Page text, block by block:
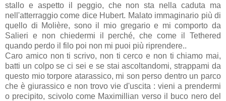
stallo e aspetto il peggio, che non sta nella caduta ma
nell'atterraggio come dice Hubert. Malato immaginario più di
quello di Molière, sono il mio gregario e mi comporto da
Salieri e non chiedermi il perché, che come il Tethered
quando perdo il filo poi non mi puoi più riprendere..
Caro amico non ti scrivo, non ti cerco e non ti chiamo mai,
batti un colpo se ci sei e se stai ascoltandomi, strappami da
questo mio torpore atarassico, mi son perso dentro un parco
che è giurassico e non trovo vie d'uscita : vieni a prendermi
o precipito, scivolo come Maximillian verso il buco nero del